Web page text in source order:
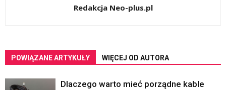
Redakcja Neo-plus.pl
POWIĄZANE ARTYKUŁY WIĘCEJ OD AUTORA
Dlaczego warto mieć porządne kable